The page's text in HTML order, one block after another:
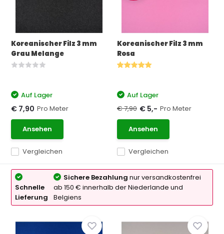
Koreanischer Filz 3 mm
Grau Melange
Vergleichen
Auf Lager
€ 7,90 Pro Meter
Ansehen
Koreanischer Filz 3 mm
Rosa
Vergleichen
Auf Lager
€ 7,90 € 5,- Pro Meter
Ansehen
Schnelle
Lieferung
Sichere Bezahlung nur versandkostenfrei
ab 150 € innerhalb der Niederlande und
Belgiens